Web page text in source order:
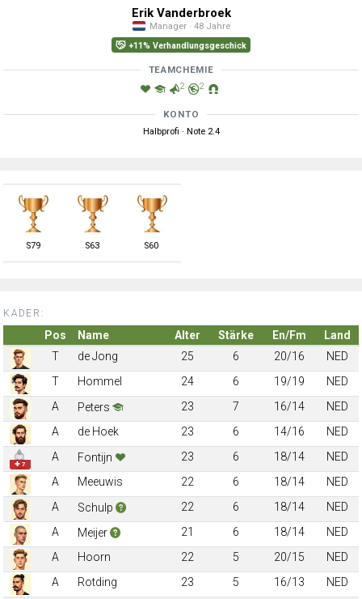
Erik Vanderbroek
Manager · 48 Jahre
+11% Verhandlungsgeschick
TEAMCHEMIE
2 2
KONTO
Halbprofi · Note 2.4
S79 S63 S60
KADER:
Pos Name Alter Stärke En/Fm
Land
T
de Jong 25 6 20/16
NED
T
Hommel 24 6 19/19
NED
A
Peters 23 7 16/14
NED
A
de Hoek 23 6 14/16 NED
✚ 7
A Fontijn 23 6 18/14
NED
A
Meeuwis 22 6 18/14
NED
A
Schulp 22 6 18/14
NED
A
Meijer 21 6 18/14
NED
A
Hoorn 22 5 20/15
NED
A
Rotding 23 5 16/13
NED